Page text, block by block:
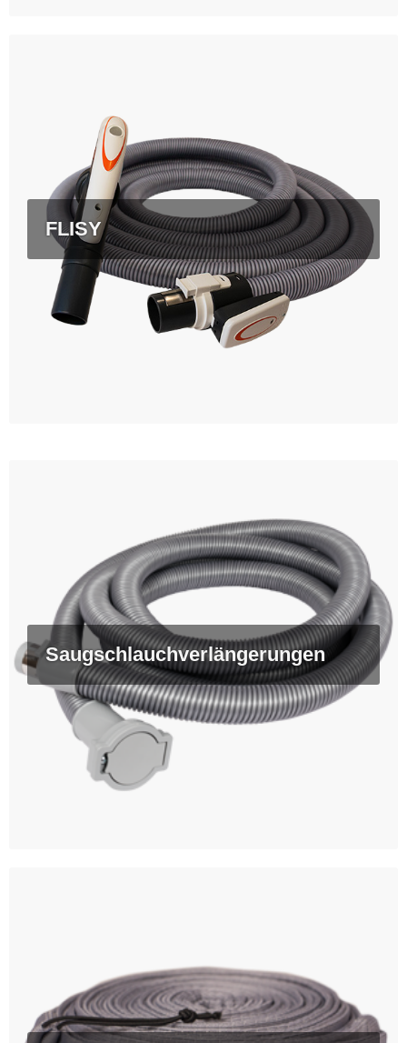
FLISY
Saugschlauchverlängerungen